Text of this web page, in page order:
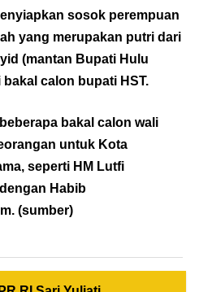
sosok perempuan
yang merupakan putri dari
(mantan Bupati Hulu
calon bupati HST.
bakal calon wali
untuk Kota
seperti HM Lutfi
Habib
(sumber)